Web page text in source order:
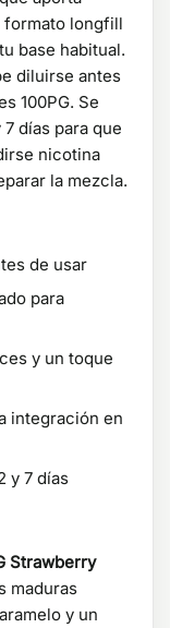
formato longfill
base habitual.
diluirse antes
100PG. Se
días para que
nicotina
la mezcla.
de usar
para
y un toque
integración en
y 7 días
Strawberry
maduras
y un